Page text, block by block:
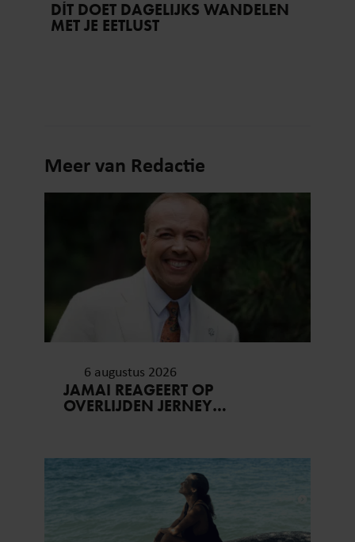
DÍT DOET DAGELIJKS WANDELEN
MET JE EETLUST
Meer van Redactie
6 augustus 2026
JAMAI REAGEERT OP
OVERLIJDEN JERNEY
VERGETEN’